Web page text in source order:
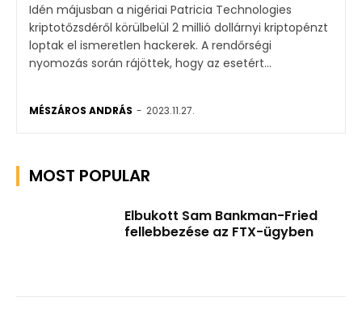
Idén májusban a nigériai Patricia Technologies
kriptotőzsdéről körülbelül 2 millió dollárnyi kriptopénzt
loptak el ismeretlen hackerek. A rendőrségi
nyomozás során rájöttek, hogy az esetért...
MÉSZÁROS ANDRÁS - 2023.11.27.
MOST POPULAR
Elbukott Sam Bankman-Fried
fellebbezése az FTX-ügyben